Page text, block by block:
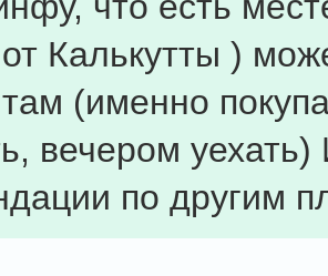
Калькутты )
(именно
вечером уехать)
по другим